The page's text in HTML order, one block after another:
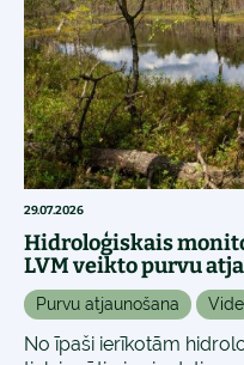
29.07.2026
Hidroloģiskais
LVM veikto purvu
Purvu atjaunošana Vide
No īpaši ierīkotām